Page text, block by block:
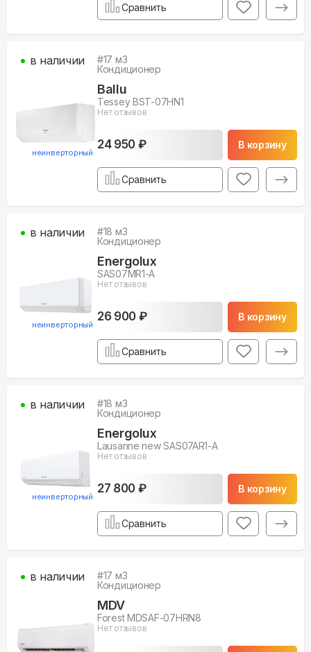
Сравнить
неинверторный
#17 м3
Кондиционер
Ballu
Tessey BST-07HN1
Нет отзывов
24 950 ₽ В корзину
в наличии
Сравнить
неинверторный
#18 м3
Кондиционер
Energolux
SAS07MR1-A
Нет отзывов
26 900 ₽ В корзину
в наличии
Сравнить
неинверторный
#18 м3
Кондиционер
Energolux
Lausanne new SAS07AR1-A
Нет отзывов
27 800 ₽ В корзину
в наличии
Сравнить
#17 м3
Кондиционер
MDV
Forest MDSAF-07HRN8
Нет отзывов
в наличии